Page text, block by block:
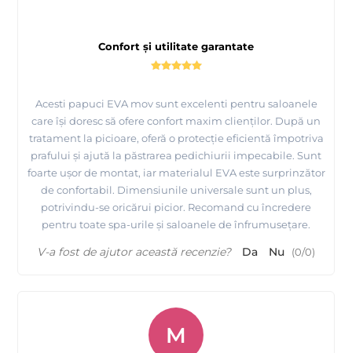
Confort și utilitate garantate
Acesti papuci EVA mov sunt excelenti pentru saloanele
care își doresc să ofere confort maxim clienților. După un
tratament la picioare, oferă o protecție eficientă împotriva
prafului și ajută la păstrarea pedichiurii impecabile. Sunt
foarte ușor de montat, iar materialul EVA este surprinzător
de confortabil. Dimensiunile universale sunt un plus,
potrivindu-se oricărui picior. Recomand cu încredere
pentru toate spa-urile și saloanele de înfrumusețare.
V-a fost de ajutor această recenzie? Da Nu (0/0)
M